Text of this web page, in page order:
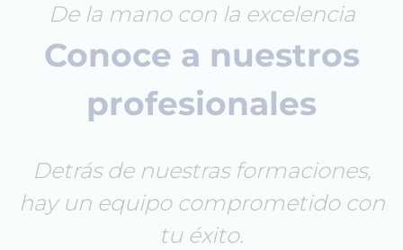
De la mano con la excelencia
Conoce a nuestros
profesionales
Detrás de nuestras formaciones,
hay un equipo comprometido con
tu éxito.